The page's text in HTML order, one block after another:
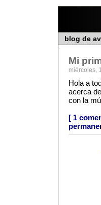
blog de
Mi
miércoles,
Hola a
acerca
con la
[ 1